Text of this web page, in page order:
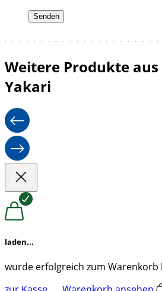
Weitere Produkte aus
Yakari
laden...
wurde erfolgreich zum Warenkorb